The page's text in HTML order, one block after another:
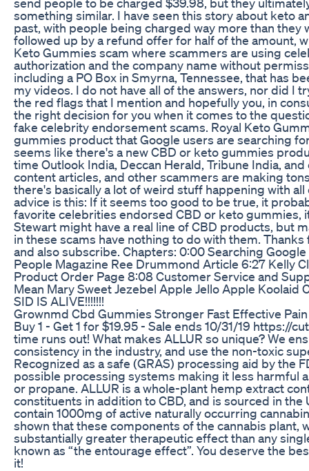
something similar. I have seen this story about keto
past, with people being charged way more than they
followed up by a refund offer for half of the amount,
Keto Gummies scam where scammers are using
authorization and the company name without
including a PO Box in Smyrna, Tennessee, that has
my videos. I do not have all of the answers, nor did I
the red flags that I mention and hopefully you, in
the right decision for you when it comes to the
fake celebrity endorsement scams. Royal Keto
gummies product that Google users are searching
seems like there's a new CBD or keto gummies
time Outlook India, Deccan Herald, Tribune India,
content articles, and other scammers are making
there's basically a lot of weird stuff happening with
advice is this: If it seems too good to be true, it
favorite celebrities endorsed CBD or keto gummies,
Stewart might have a real line of CBD products, but
in these scams have nothing to do with them.
and also subscribe. Chapters: 0:00 Searching
People Magazine Ree Drummond Article 6:27 Kelly
Product Order Page 8:08 Customer Service and
Mean Mary Sweet Jezebel Apple Jello Apple Koolaid
SID IS ALIVE!!!!!!!
Grownmd Cbd Gummies Stronger Fast Effective
Buy 1 - Get 1 for $19.95 - Sale ends 10/31/19 https://
time runs out! What makes ALLUR so unique? We
consistency in the industry, and use the non-toxic
Recognized as a safe (GRAS) processing aid by the
possible processing systems making it less harmful
or propane. ALLUR is a whole-plant hemp extract
constituents in addition to CBD, and is sourced in the
contain 1000mg of active naturally occurring
shown that these components of the cannabis plant,
substantially greater therapeutic effect than any
known as “the entourage effect”. You deserve the
it!